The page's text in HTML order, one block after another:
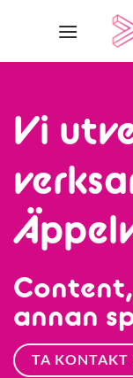
Vi
Content,
annan
TA KONTAKT